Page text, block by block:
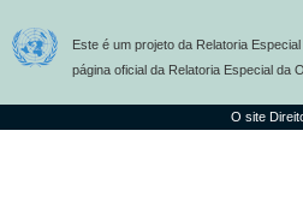
Este é um projeto da Relatoria
página oficial da Relatoria Especial da
O site